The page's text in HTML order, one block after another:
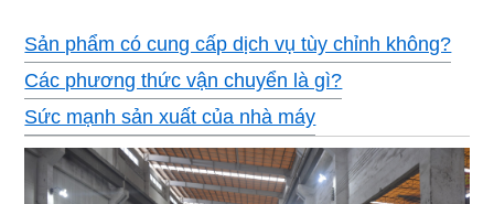
Sản phẩm có cung cấp dịch vụ tùy chỉnh không?
Các phương thức vận chuyển là gì?
Sức mạnh sản xuất của nhà máy